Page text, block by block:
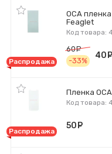
OCA
Feaglet
Код товара:
Распродажа
60
-33%
40
Пленка
Код товара:
Распродажа
50